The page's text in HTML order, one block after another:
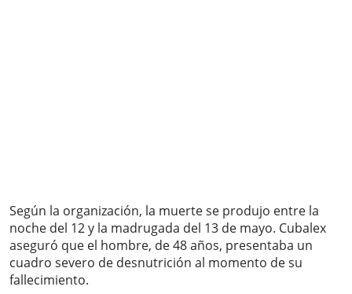
Según la organización, la muerte se produjo entre la
noche del 12 y la madrugada del 13 de mayo. Cubalex
aseguró que el hombre, de 48 años, presentaba un
cuadro severo de desnutrición al momento de su
fallecimiento.